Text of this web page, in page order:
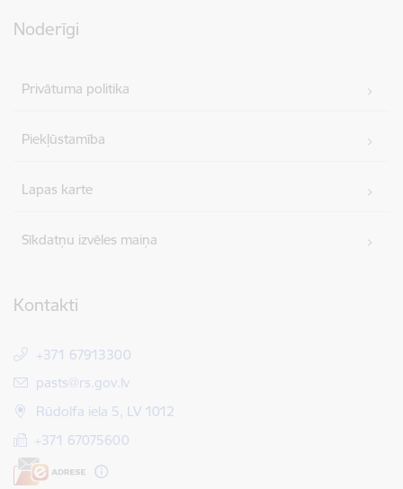
Noderīgi
Privātuma politika
Piekļūstamība
Lapas karte
Sīkdatņu izvēles maiņa
Kontakti
+371 67913300
E-pasts:
pasts@rs.gov.lv
Rūdolfa iela 5, LV 1012
+371 67075600